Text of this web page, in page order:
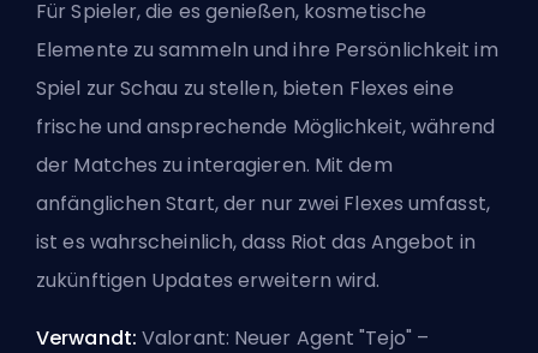
Für Spieler, die es genießen, kosmetische
Elemente zu sammeln und ihre Persönlichkeit im
Spiel zur Schau zu stellen, bieten Flexes eine
frische und ansprechende Möglichkeit, während
der Matches zu interagieren. Mit dem
anfänglichen Start, der nur zwei Flexes umfasst,
ist es wahrscheinlich, dass Riot das Angebot in
zukünftigen Updates erweitern wird.
Verwandt: Valorant: Neuer Agent "Tejo" –